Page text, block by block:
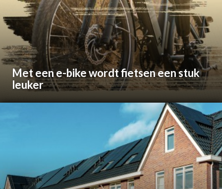
Met een e-bike wordt fietsen een stuk
leuker